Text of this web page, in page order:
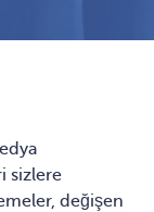
sizlere
değişen